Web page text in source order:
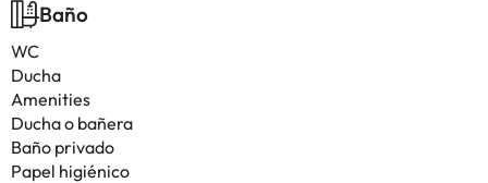
Baño
WC
Ducha
Amenities
Ducha o bañera
Baño privado
Papel higiénico